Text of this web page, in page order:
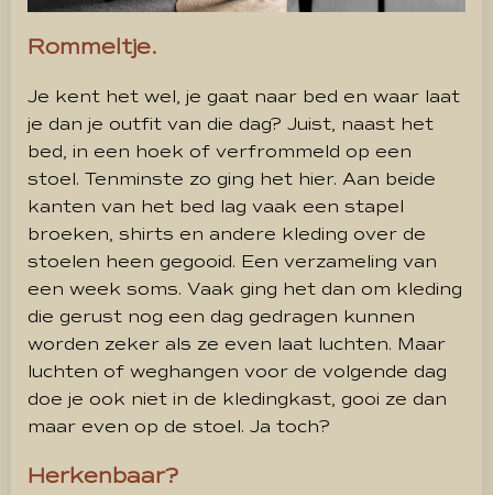
Rommeltje.
Je kent het wel, je gaat naar bed en waar laat
je dan je outfit van die dag? Juist, naast het
bed, in een hoek of verfrommeld op een
stoel. Tenminste zo ging het hier. Aan beide
kanten van het bed lag vaak een stapel
broeken, shirts en andere kleding over de
stoelen heen gegooid. Een verzameling van
een week soms. Vaak ging het dan om kleding
die gerust nog een dag gedragen kunnen
worden zeker als ze even laat luchten. Maar
luchten of weghangen voor de volgende dag
doe je ook niet in de kledingkast, gooi ze dan
maar even op de stoel. Ja toch?
Herkenbaar?